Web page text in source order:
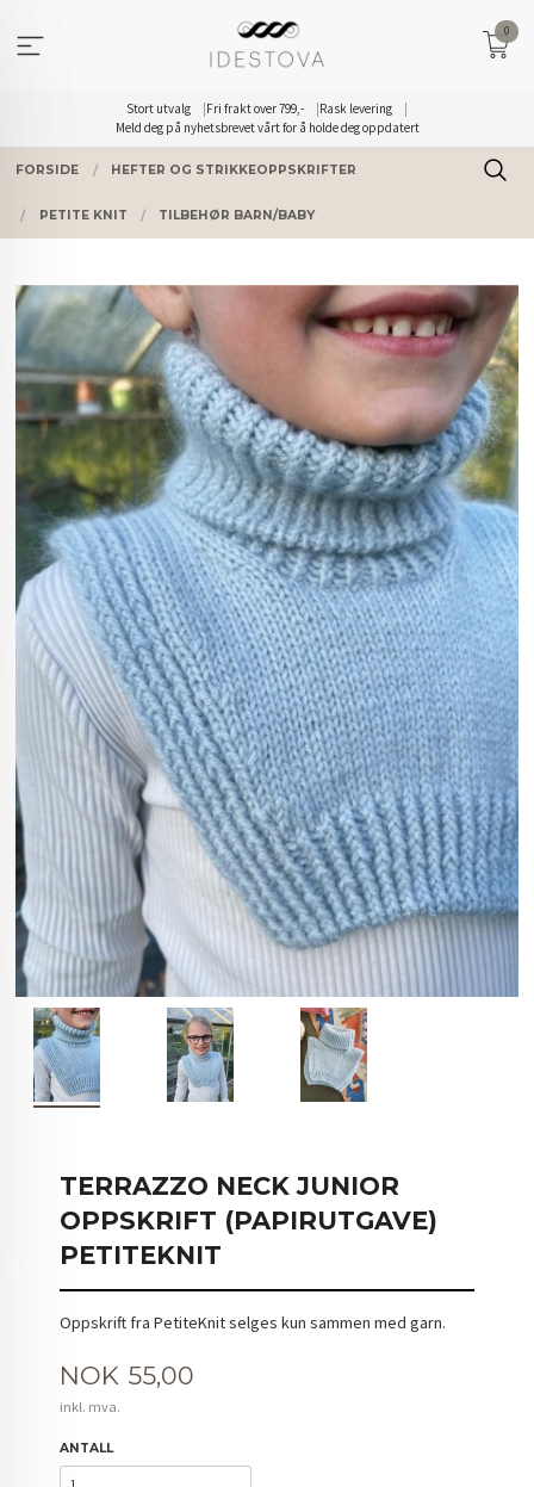
innholdet
Stort utvalg Fri frakt over 799,-
Rask levering
Meld deg på nyhetsbrevet vårt for å holde deg oppdatert
0
FORSIDE HEFTER OG STRIKKEOPPSKRIFTER
PETITE KNIT TILBEHØR BARN/BABY
TERRAZZO NECK JUNIOR
OPPSKRIFT (PAPIRUTGAVE)
PETITEKNIT
Oppskrift fra PetiteKnit selges kun sammen med garn.
Pris
NOK 55,00
inkl. mva.
ANTALL